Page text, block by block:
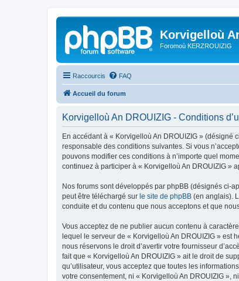
Korvigelloù
Foromoù KERZROUIZIG
Raccourcis FAQ
Accueil du forum
Korvigelloù An DROUIZIG - Conditions
En accédant à « Korvigelloù An DROUIZIG » (désigné
responsable des conditions suivantes. Si vous
pouvons modifier ces conditions à n’importe quel
continuez à participer à « Korvigelloù An DROUIZIG »
Nos forums sont développés par phpBB (désignés ci-
peut être téléchargé sur le site de phpBB (en anglais).
conduite et du contenu que nous acceptons et que
Vous acceptez de ne publier aucun contenu à
lequel le serveur de « Korvigelloù An DROUIZIG » est
nous réservons le droit d’avertir votre fournisseur
fait que « Korvigelloù An DROUIZIG » ait le droit de
qu’utilisateur, vous acceptez que toutes les
votre consentement, ni « Korvigelloù An DROUIZIG »,